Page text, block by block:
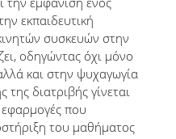
εκπαιδευτική
συσκευών στην
οδηγώντας όχι μόνο
και στην ψυχαγωγία
διατριβής γίνεται
που
του μαθήματος